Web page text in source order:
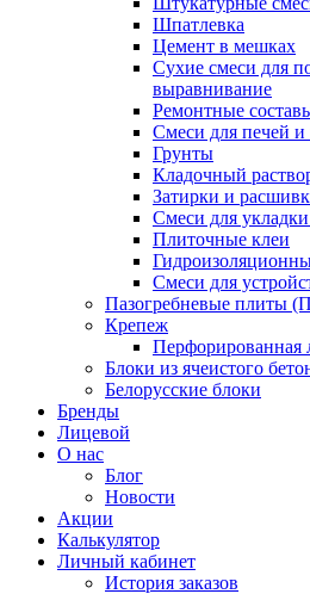
Шпатлевка
Цемент в мешках
Сухие смеси для
выравнивание
Ремонтные
Смеси для печей и
Грунты
Кладочный
Затирки и
Смеси для
Плиточные клеи
Смеси для
Пазогребневые плиты
Крепеж
Перфорированная
Блоки из ячеистого
Белорусские блоки
Бренды
Лицевой
О нас
Блог
Новости
Акции
Калькулятор
Личный кабинет
История заказов